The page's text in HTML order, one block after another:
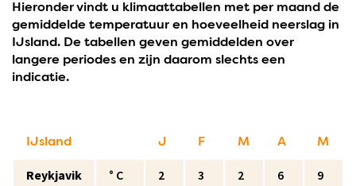
Hieronder vindt u klimaattabellen met per maand de
gemiddelde temperatuur en hoeveelheid neerslag in
IJsland. De tabellen geven gemiddelden over
langere periodes en zijn daarom slechts een
indicatie.
IJsland J F M A M
Reykjavik ° C 2 3 2 6 9